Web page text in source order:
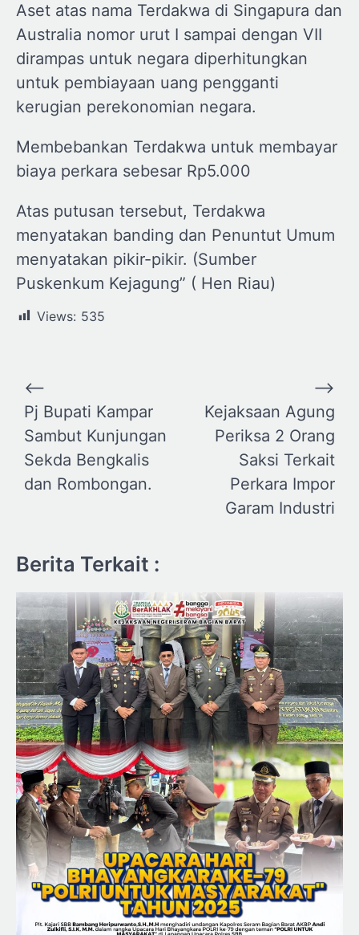
Aset atas nama Terdakwa di Singapura dan
Australia nomor urut I sampai dengan VII
dirampas untuk negara diperhitungkan
untuk pembiayaan uang pengganti
kerugian perekonomian negara.
Membebankan Terdakwa untuk membayar
biaya perkara sebesar Rp5.000
Atas putusan tersebut, Terdakwa
menyatakan banding dan Penuntut Umum
menyatakan pikir-pikir. (Sumber
Puskenkum Kejagung” ( Hen Riau)
Views: 535
Navigasi
pos
⟵
Pj Bupati Kampar
Sambut Kunjungan
Sekda Bengkalis
dan Rombongan.
Kejaksaan Agung
Periksa 2 Orang
Saksi Terkait
Perkara Impor
Garam Industri
⟶
Berita Terkait :